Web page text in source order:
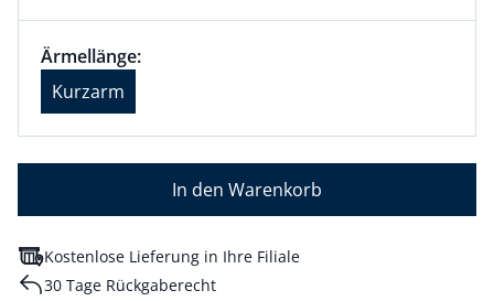
Größenauswahl:
Ärmellänge:
Ärmellänge Kurzarm ausgewählt
Kurzarm
In den Warenkorb
Kostenlose Lieferung in Ihre Filiale
30 Tage Rückgaberecht